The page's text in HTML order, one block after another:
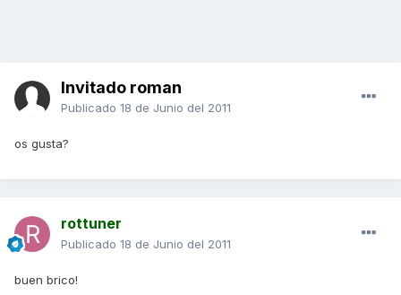
Invitado roman
Publicado 18 de Junio del 2011
os gusta?
rottuner
Publicado 18 de Junio del 2011
buen brico!